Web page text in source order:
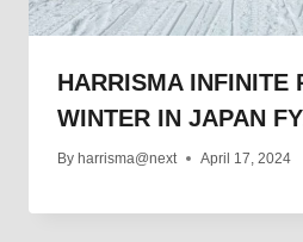
HARRISMA INFINITE
WINTER IN JAPAN
By harrisma@next April 17, 2024